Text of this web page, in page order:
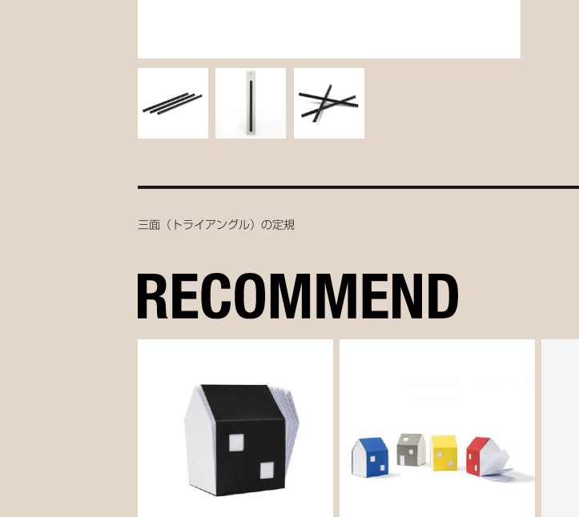
三面（トライアングル）の定規